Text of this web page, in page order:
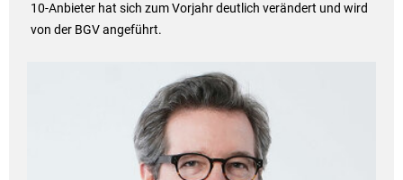
10-Anbieter hat sich zum Vorjahr deutlich verändert und wird
von der BGV angeführt.